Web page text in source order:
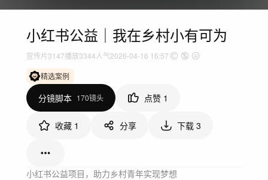
小红书公益｜我在乡村小有可为
宣传片3147播放3344人气2026-04-16 16:57
精选案例
分镜脚本 170镜头 点赞 1
收藏 1 分享 下载 3
小红书公益项目，助力乡村青年实现梦想